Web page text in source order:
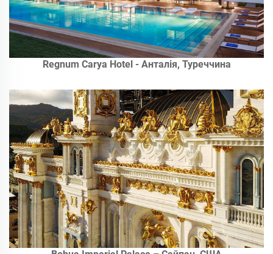
Regnum Carya Hotel - Анталія, Туреччина